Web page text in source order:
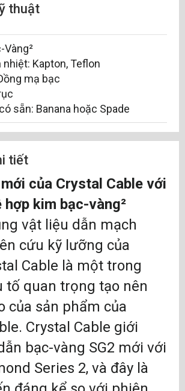
thuật
Vàng²
Kapton, Teflon
mạ bạc
sẵn: Banana hoặc Spade
tiết
của Crystal Cable với
hợp kim bạc-vàng²
vật liệu dẫn mạch
cứu kỹ lưỡng của
Cable là một trong
tố quan trọng tạo nên
của sản phẩm của
Crystal Cable giới
bạc-vàng SG2 mới với
Series 2, và đây là